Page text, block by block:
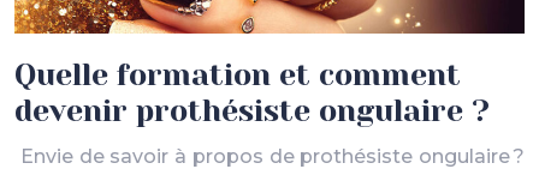
Quelle formation et comment
devenir prothésiste ongulaire ?
Envie de savoir à propos de prothésiste ongulaire ?